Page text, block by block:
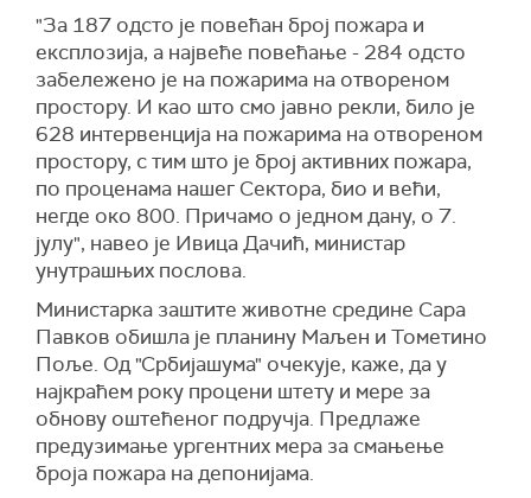
"За 187 одсто је повећан број пожара и
експлозија, а највеће повећање - 284 одсто
забележено је на пожарима на отвореном
простору. И као што смо јавно рекли, било је
628 интервенција на пожарима на отвореном
простору, с тим што је број активних пожара,
по проценама нашег Сектора, био и већи,
негде око 800. Причамо о једном дану, о 7.
јулу", навео је Ивица Дачић, министар
унутрашњих послова.
Министарка заштите животне средине Сара
Павков обишла је планину Маљен и Тометино
Поље. Од "Србијашума" очекује, каже, да у
најкраћем року процени штету и мере за
обнову оштећеног подручја. Предлаже
предузимање ургентних мера за смањење
броја пожара на депонијама.